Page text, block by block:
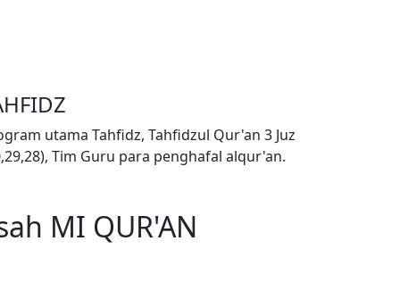
utama Tahfidz, Tahfidzul Qur'an 3 Juz
Tim Guru para penghafal alqur'an.
MI QUR'AN